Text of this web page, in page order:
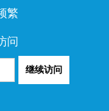
繁
问
继续访问